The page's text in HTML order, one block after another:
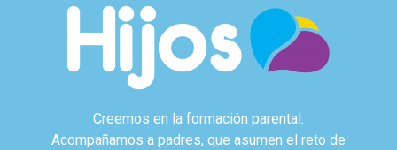
Creemos en la formación parental.
Acompañamos a padres, que asumen el reto de